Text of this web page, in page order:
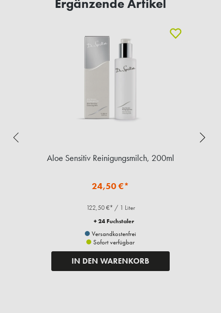
Ergänzende Artikel
Aloe Sensitiv Reinigungsmilch, 200ml
24,50 €*
122,50 €* / 1 Liter
+ 24 Fuchstaler
Versandkostenfrei
Sofort verfügbar
IN DEN WARENKORB